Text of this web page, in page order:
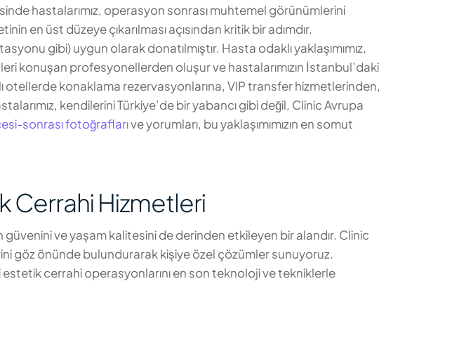
hastalarımız, operasyon sonrası muhtemel görünümlerini
üst düzeye çıkarılması açısından kritik bir adımdır.
gibi) uygun olarak donatılmıştır. Hasta odaklı yaklaşımımız,
konuşan profesyonellerden oluşur ve hastalarımızın İstanbul’daki
otellerde konaklama rezervasyonlarına, VIP transfer hizmetlerinden,
kendilerini Türkiye’de bir yabancı gibi değil, Clinic Avrupa
sonrası fotoğraflarıve yorumları, bu yaklaşımımızın en somut
Cerrahi Hizmetleri
ve yaşam kalitesini de derinden etkileyen bir alandır. Clinic
göz önünde bulundurarak kişiye özel çözümler sunuyoruz.
cerrahi operasyonlarını en son teknoloji ve tekniklerle